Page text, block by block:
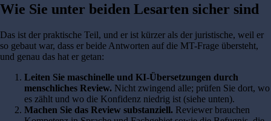
Wie Sie unter beiden Lesarten sicher sind
Das ist der praktische Teil, und er ist kürzer als der juristische, weil er
so gebaut war, dass er beide Antworten auf die MT-Frage übersteht,
und genau das hat er getan:
Leiten Sie maschinelle und KI-Übersetzungen durch
menschliches Review. Nicht zwingend alle; prüfen Sie dort, wo
es zählt und wo die Konfidenz niedrig ist (siehe unten).
Machen Sie das Review substanziell. Reviewer brauchen